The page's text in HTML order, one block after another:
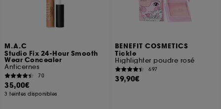
M.A.C
Studio Fix 24-Hour Smooth
Wear Concealer
Anticernes
70
35,00€
3 teintes disponibles
BENEFIT COSMETICS
Tickle
Highlighter poudre rosé
697
39,90€